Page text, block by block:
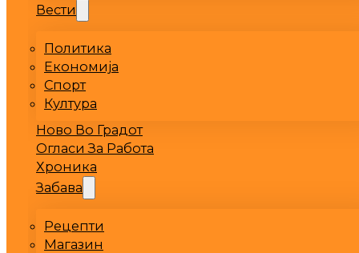
Вести
Политика
Економија
Спорт
Култура
Ново Во Градот
Огласи За Работа
Хроника
Забава
Рецепти
Магазин